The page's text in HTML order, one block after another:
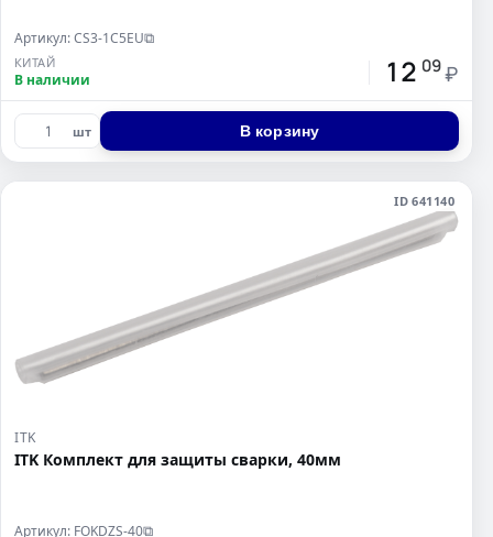
Артикул: CS3-1C5EU⧉
КИТАЙ
В наличии 12 09 ₽
шт В корзину
ID 641140
ITK
ITK Комплект для защиты сварки, 40мм
Артикул: FOKDZS-40⧉